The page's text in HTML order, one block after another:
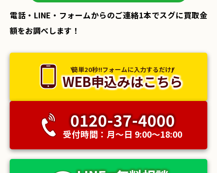
電話・LINE・フォームからのご連絡1本でスグに買取金
額をお調べします！
簡単20秒!!フォームに入力するだけ!
WEB申込みはこちら
0120-37-4000
受付時間：月〜日 9:00〜18:00